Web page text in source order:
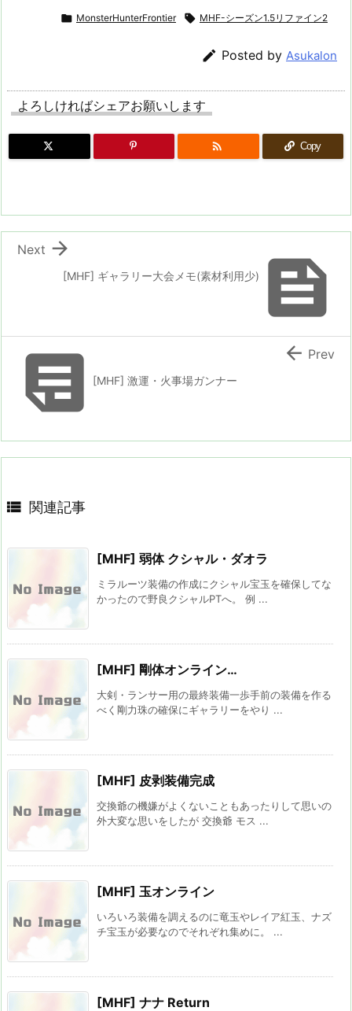
 MonsterHunterFrontier  MHF-シーズン1.5リファイン2
 Posted by Asukalon
よろしければシェアお願いします
 Copy

[MHF] ギャラリー大会メモ(素材利用少)

Next
[MHF] 激運・火事場ガンナー
 Prev
 関連記事
[MHF] 弱体 クシャル・ダオラ
ミラルーツ装備の作成にクシャル宝玉を確保してな
かったので野良クシャルPTへ。 例 ...
[MHF] 剛体オンライン…
大剣・ランサー用の最終装備一歩手前の装備を作る
べく剛力珠の確保にギャラリーをやり ...
[MHF] 皮剥装備完成
交換爺の機嫌がよくないこともあったりして思いの
外大変な思いをしたが 交換爺 モス ...
[MHF] 玉オンライン
いろいろ装備を調えるのに竜玉やレイア紅玉、ナズ
チ宝玉が必要なのでそれぞれ集めに。 ...
[MHF] ナナ Return